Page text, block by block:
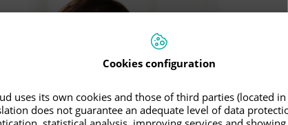
AsensioCookies configuration
uses its own cookies and those of third parties (located
does not guarantee an adequate level of data